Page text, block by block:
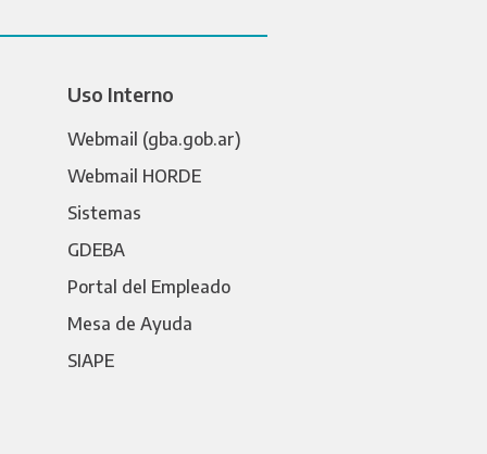
Uso Interno
Webmail (gba.gob.ar)
Webmail HORDE
Sistemas
GDEBA
Portal del Empleado
Mesa de Ayuda
SIAPE